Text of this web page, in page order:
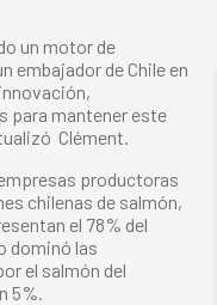
un motor de
embajador de Chile en
para mantener este
Clément.
productoras
chilenas de salmón,
el 78% del
dominó las
el salmón del
5%.